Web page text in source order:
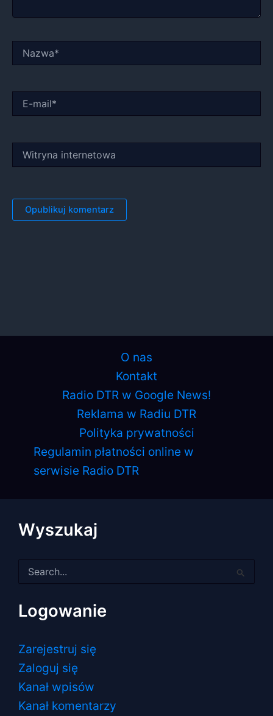
mail*
internetowa
O nas
Kontakt
Radio DTR w Google News!
Reklama w Radiu DTR
Polityka prywatności
Regulamin płatności online w
serwisie Radio DTR
Wyszukaj
dla:
Logowanie
Zarejestruj się
Zaloguj się
Kanał wpisów
Kanał komentarzy